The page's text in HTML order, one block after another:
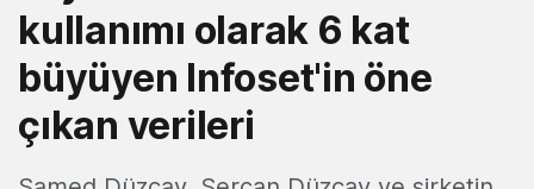
kullanımı olarak 6 kat
büyüyen Infoset'in öne
çıkan verileri